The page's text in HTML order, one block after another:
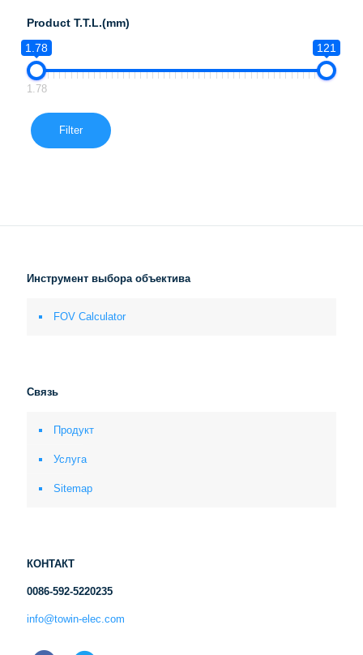
Product T.T.L.(mm)
1.78
121
1.78
Filter
Инструмент выбора объектива
FOV Calculator
Связь
Продукт
Услуга
Sitemap
КОНТАКТ
0086-592-5220235
info@towin-elec.com